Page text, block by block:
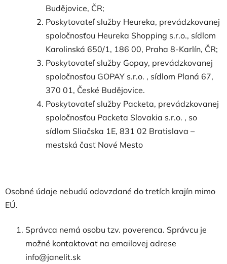
Budějovice, ČR;
Poskytovateľ služby Heureka, prevádzkovanej
spoločnosťou Heureka Shopping s.r.o., sídlom
Karolinská 650/1, 186 00, Praha 8-Karlín, ČR;
Poskytovateľ služby Gopay, prevádzkovanej
spoločnosťou GOPAY s.r.o. , sídlom Planá 67,
370 01, České Budějovice.
Poskytovateľ služby Packeta, prevádzkovanej
spoločnosťou Packeta Slovakia s.r.o. , so
sídlom Sliačska 1E, 831 02 Bratislava –
mestská časť Nové Mesto
Osobné údaje nebudú odovzdané do tretích krajín mimo
EÚ.
Správca nemá osobu tzv. poverenca. Správcu je
možné kontaktovať na emailovej adrese
info@janelit.sk